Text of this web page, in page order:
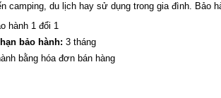
camping, du lịch hay sử dụng trong gia đình. Bảo
hành 1 đổi 1
bảo hành: 3 tháng
bằng hóa đơn bán hàng